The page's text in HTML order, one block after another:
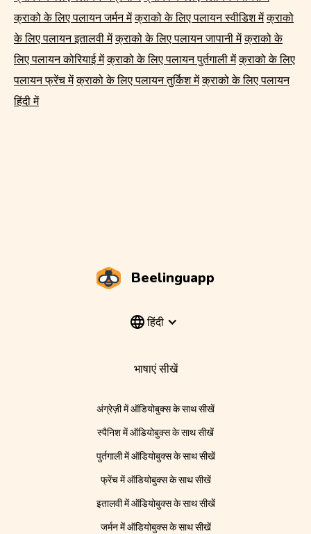
क्राको के लिए पलायन जर्मन में क्राको के लिए पलायन स्वीडिश में क्राको
के लिए पलायन इतालवी में क्राको के लिए पलायन जापानी में क्राको के
लिए पलायन कोरियाई में क्राको के लिए पलायन पुर्तगाली में क्राको के लिए
पलायन फ्रेंच में क्राको के लिए पलायन तुर्किश में क्राको के लिए पलायन
हिंदी में
Beelinguapp
हिंदी
भाषाएं सीखें
अंग्रेज़ी में ऑडियोबुक्स के साथ सीखें
स्पैनिश में ऑडियोबुक्स के साथ सीखें
पुर्तगाली में ऑडियोबुक्स के साथ सीखें
फ्रेंच में ऑडियोबुक्स के साथ सीखें
इतालवी में ऑडियोबुक्स के साथ सीखें
जर्मन में ऑडियोबुक्स के साथ सीखें